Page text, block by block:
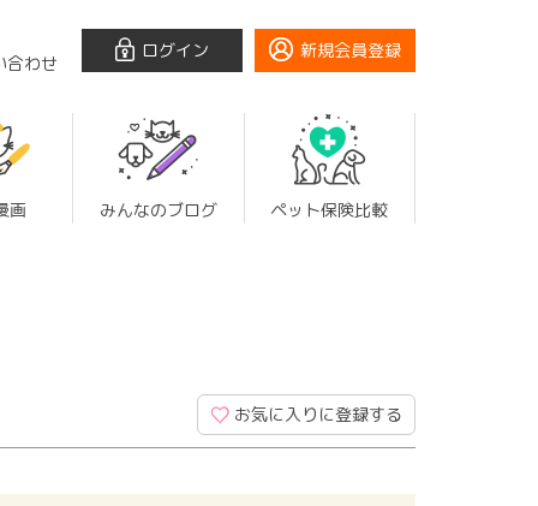
合わせ
ログイン 新規会員登録
画 みんなのブログ ペット保険比較
お気に入りに登録する